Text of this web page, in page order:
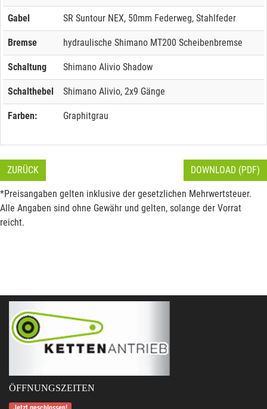
Gabel SR Suntour NEX, 50mm Federweg, Stahlfeder
Bremse hydraulische Shimano MT200 Scheibenbremse
Schaltung Shimano Alivio Shadow
Schalthebel Shimano Alivio, 2x9 Gänge
Farben: Graphitgrau
ZURÜCK DOWNLOAD (PDF)
*Preisangaben gelten inklusive der gesetzlichen Mehrwertsteuer.
Alle Angaben sind ohne Gewähr und gelten, solange der Vorrat
reicht.
ÖFFNUNGSZEITEN